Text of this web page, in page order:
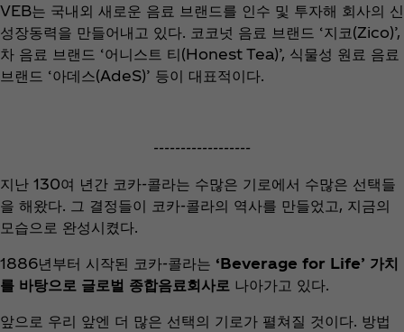
VEB는 국내외 새로운 음료 브랜드를 인수 및 투자해 회사의 신
성장동력을 만들어내고 있다. 코코넛 음료 브랜드 ‘지코(Zico)’,
차 음료 브랜드 ‘어니스트 티(Honest Tea)’, 식물성 원료 음료
브랜드 ‘아데스(AdeS)’ 등이 대표적이다.
------------------
지난 130여 년간 코카-콜라는 수많은 기로에서 수많은 선택들
을 해왔다. 그 결정들이 코카-콜라의 역사를 만들었고, 지금의
모습으로 완성시켰다.
1886년부터 시작된 코카-콜라는 ‘Beverage for Life’ 가치
를 바탕으로 글로벌 종합음료회사로 나아가고 있다.
앞으로 우리 앞엔 더 많은 선택의 기로가 펼쳐질 것이다. 방법